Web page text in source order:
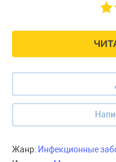
Жанр: Инфекционные